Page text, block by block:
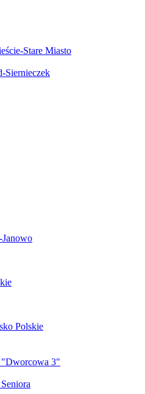
Stare Miasto
Siernieczek
Janowo
Polskie
"Dworcowa 3"